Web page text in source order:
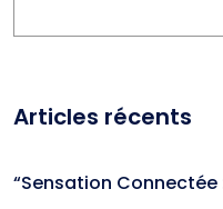
Articles récents
“Sensation Connectée